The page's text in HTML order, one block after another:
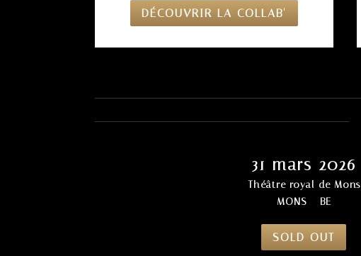
DÉCOUVRIR LA COLLAB'
31 mars 2026
Théâtre royal de Mons
MONS – BE
SOLD OUT